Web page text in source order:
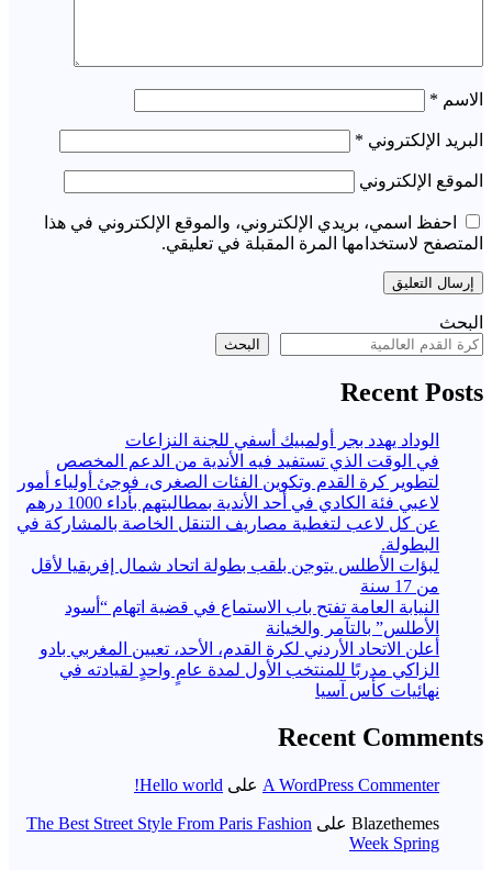
الاسم *
البريد الإلكتروني *
الموقع الإلكتروني
احفظ اسمي، بريدي الإلكتروني، والموقع الإلكتروني في هذا
المتصفح لاستخدامها المرة المقبلة في تعليقي.
البحث
البحث
Recent Posts
الوداد يهدد بجر أولمبيك أسفي للجنة النزاعات
في الوقت الذي تستفيد فيه الأندية من الدعم المخصص
لتطوير كرة القدم وتكوين الفئات الصغرى، فوجئ أولياء أمور
لاعبي فئة الكادي في أحد الأندية بمطالبتهم بأداء 1000 درهم
عن كل لاعب لتغطية مصاريف التنقل الخاصة بالمشاركة في
البطولة.
لبؤات الأطلس يتوجن بلقب بطولة اتحاد شمال إفريقيا لأقل
من 17 سنة
النيابة العامة تفتح باب الاستماع في قضية اتهام “أسود
الأطلس” بالتآمر والخيانة
أعلن الاتحاد الأردني لكرة القدم، الأحد، تعيين المغربي بادو
الزاكي مدربًا للمنتخب الأول لمدة عامٍ واحدٍ لقيادته ​في
نهائيات كأس آسيا
Recent Comments
A WordPress Commenter على Hello world!
Blazethemes على The Best Street Style From Paris Fashion
Week Spring